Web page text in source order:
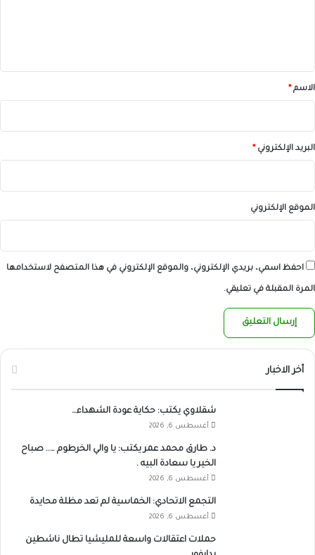
*الاسم*
البريد الإلكتروني*
الموقع الإلكتروني
احفظ اسمي، بريدي الإلكتروني، والموقع الإلكتروني في هذا المتصفح لاستخدامها
المرة المقبلة في تعليقي.
أخر الاخبار
شقلاوي يكتب: حكاية عودة الشهداء…
أغسطس 6, 2026
د. طارق محمد عمر يكتب: يا والي الخرطوم ….. صباح
الخير يا سعادة البيه .
أغسطس 6, 2026
التجمع الاتحادي: الخماسية لم تعد مظلة محايدة
أغسطس 6, 2026
حملات اعتقالات واسعة للمليشيا تطال ناشطين